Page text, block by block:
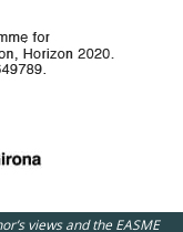
views and the EASME